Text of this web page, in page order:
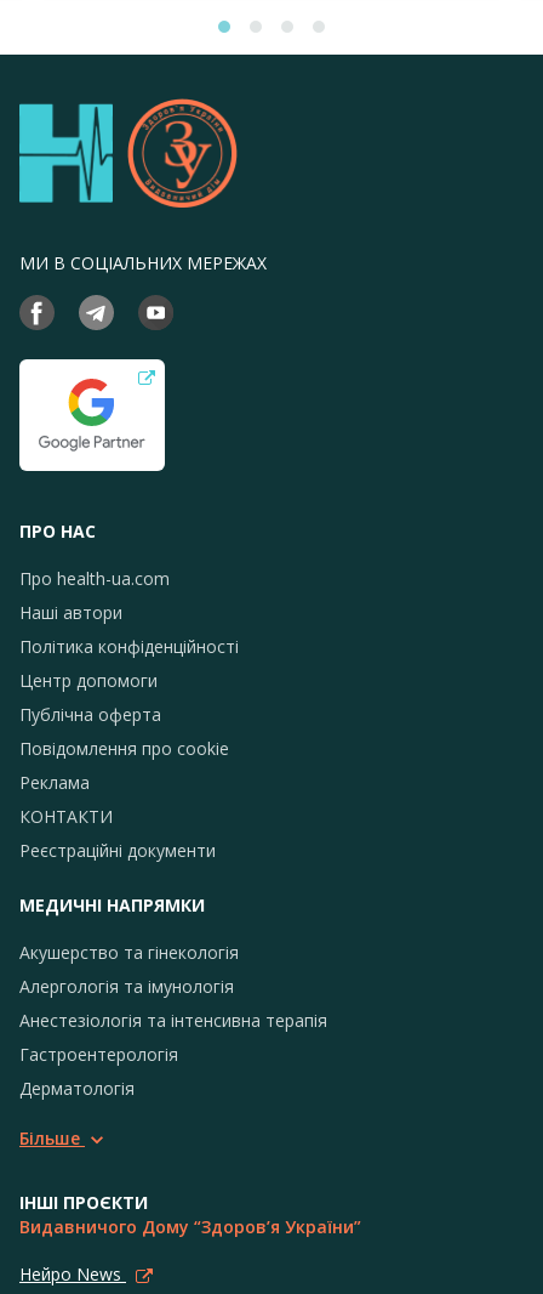
МИ В СОЦІАЛЬНИХ МЕРЕЖАХ
ПРО НАС
Про health-ua.com
Наші автори
Політика конфіденційності
Центр допомоги
Публічна оферта
Повідомлення про сookie
Реклама
КОНТАКТИ
Реєстраційні документи
МЕДИЧНІ НАПРЯМКИ
Акушерство та гінекологія
Алергологія та імунологія
Анестезіологія та інтенсивна терапія
Гастроентерологія
Дерматологія
Більше
ІНШІ ПРОЄКТИ
Видавничого Дому “Здоров’я України”
Нейро News